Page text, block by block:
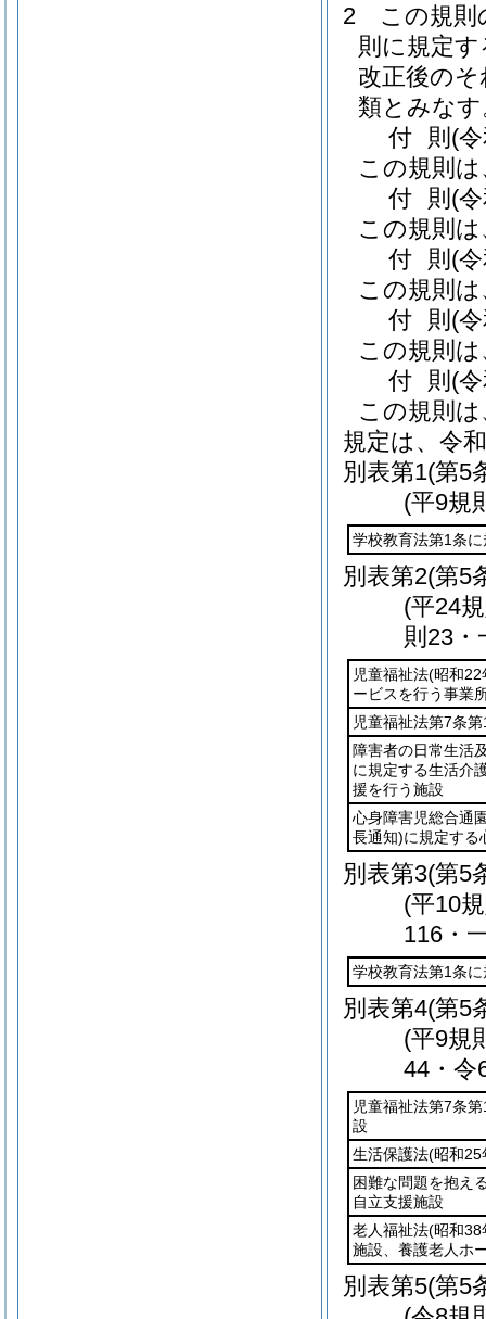
2
この規
則に規定
改正後の
類とみなす
付 則 (
この規則
付 則 (
この規則
付 則 (
この規則
付 則 (
この規則
付 則 (
この規則
規定は、令
別表第1(第5
(平9規
学校教育法第1条
別表第2(第5
(平24
則23・
児童福祉法(昭和22
ービスを行う事業
児童福祉法第7条
障害者の日常生活
に規定する生活介
援を行う施設
心身障害児総合通
長通知)に規定する
別表第3(第5
(平10
116・
学校教育法第1条
別表第4(第5
(平9規
44・令
児童福祉法第7条
設
生活保護法(昭和25
困難な問題を抱え
自立支援施設
老人福祉法(昭和38
施設、養護老人ホ
別表第5(第5